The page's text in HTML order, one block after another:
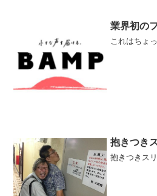
業界初の
これはちょ
抱きつき
抱きつきス